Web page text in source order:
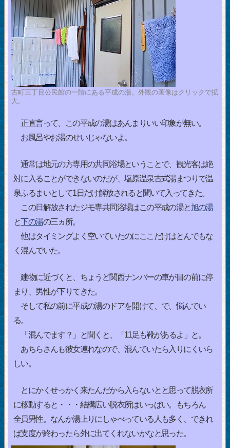
古町三丁目公民館の一階にある平成の湯。外観の画像はクリックで拡
大。
正直言って、この平成の湯はあんまりいい印象が無い。
お風呂やお湯のせいじゃないよ。
通常は地元の方専用の共同浴場ということで、観光客は絶
対に入ることができないのだが、塩原温泉古式湯まつりで温
泉ふるまいとして1日だけ解放されると聞いて入ってきた。
この日解放されたジモ専共同浴場はこの平成の湯と旭の湯
と下の湯の三ヵ所。
他はタイミングよく空いていたのにここだけはとんでもな
く混んでいた。
建物に近づくと、ちょうど関西ナンバーの車が目の前に停
まり、男性が下りてきた。
そして私の前に平成の湯のドアを開けて、で、悩んでい
る。
「混んでます？」と聞くと、「11足も靴があるよ」と。
あちらさんも彼女連れなので、混んでいたら入りにくいら
しい。
とにかくせっかく来たんだから入らないとと思って脱衣所
に移動すると・・・結構広い脱衣所はいっぱい。もちろん
全員男性。なんか湯上りにしゃべっている人も多く、できれ
ば支度が終わったら外に出てくれないかなと思った。